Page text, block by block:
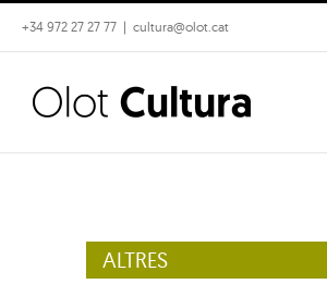
Skip
to
content
+34 972 27 27 77 | cultura@olot.cat
ALTRES